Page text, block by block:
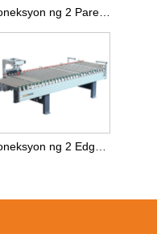
Koneksyon ng 2 Parehong Direksyon na Edgebanding Machine